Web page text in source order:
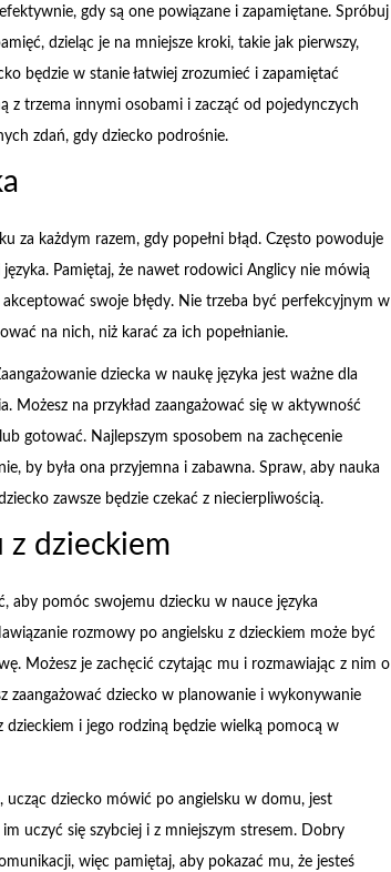
gdy są one powiązane i zapamiętane. Spróbuj
dzieląc je na mniejsze kroki, takie jak pierwszy,
będzie w stanie łatwiej zrozumieć i zapamiętać
z trzema innymi osobami i zacząć od pojedynczych
zdań, gdy dziecko podrośnie.
za każdym razem, gdy popełni błąd. Często powoduje
Pamiętaj, że nawet rodowici Anglicy nie mówią
swoje błędy. Nie trzeba być perfekcyjnym w
na nich, niż karać za ich popełnianie.
dziecka w naukę języka jest ważne dla
Możesz na przykład zaangażować się w aktywność
gotować. Najlepszym sposobem na zachęcenie
by była ona przyjemna i zabawna. Spraw, aby nauka
zawsze będzie czekać z niecierpliwością.
z dzieckiem
aby pomóc swojemu dziecku w nauce języka
rozmowy po angielsku z dzieckiem może być
Możesz je zachęcić czytając mu i rozmawiając z nim o
zaangażować dziecko w planowanie i wykonywanie
i jego rodziną będzie wielką pomocą w
ucząc dziecko mówić po angielsku w domu, jest
uczyć się szybciej i z mniejszym stresem. Dobry
więc pamiętaj, aby pokazać mu, że jesteś